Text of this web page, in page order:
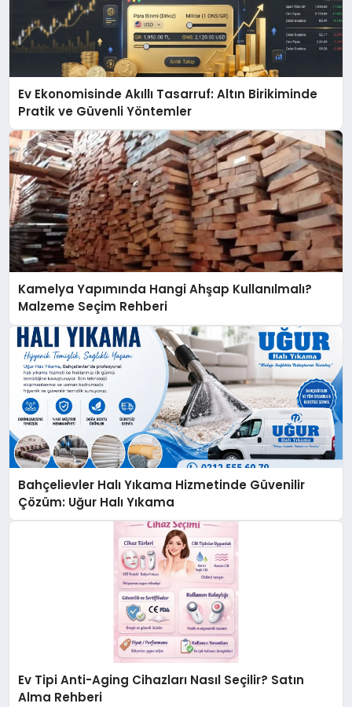
Ev Ekonomisinde Akıllı Tasarruf: Altın Birikiminde
Pratik ve Güvenli Yöntemler
Kamelya Yapımında Hangi Ahşap Kullanılmalı?
Malzeme Seçim Rehberi
Bahçelievler Halı Yıkama Hizmetinde Güvenilir
Çözüm: Uğur Halı Yıkama
Ev Tipi Anti-Aging Cihazları Nasıl Seçilir? Satın
Alma Rehberi